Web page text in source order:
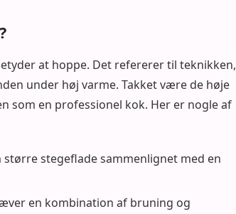
at hoppe. Det refererer til teknikken,
under høj varme. Takket være de høje
som en professionel kok. Her er nogle af
større stegeflade sammenlignet med en
en kombination af bruning og